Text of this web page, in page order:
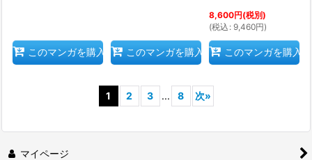
このマンガを購入 このマンガを購入
8,600円(税別)
(税込 : 9,460円)
このマンガを購入
1 2 3 ... 8 次»
マイページ